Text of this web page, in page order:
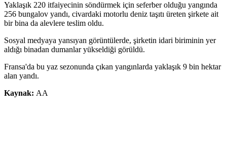
Yaklaşık 220 itfaiyecinin söndürmek için seferber olduğu yangında
256 bungalov yandı, civardaki motorlu deniz taşıtı üreten şirkete ait
bir bina da alevlere teslim oldu.
Sosyal medyaya yansıyan görüntülerde, şirketin idari biriminin yer
aldığı binadan dumanlar yükseldiği görüldü.
Fransa'da bu yaz sezonunda çıkan yangınlarda yaklaşık 9 bin hektar
alan yandı.
Kaynak: AA